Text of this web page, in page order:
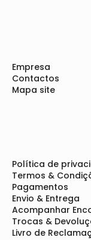
Empresa
Contactos
Mapa site
Política de
Termos &
Pagamentos
Envio & Entrega
Acompanhar
Trocas &
Livro de